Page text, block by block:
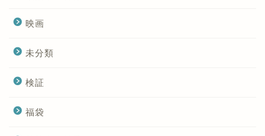
映画
未分類
検証
福袋